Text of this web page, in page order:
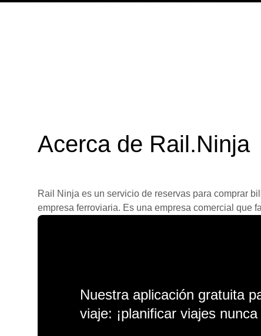
Acerca de Rail.Ninja
Rail Ninja es un servicio de reservas para comprar
empresa ferroviaria. Es una empresa comercial que
Nuestra aplicación gratuita
viaje: ¡planificar viajes